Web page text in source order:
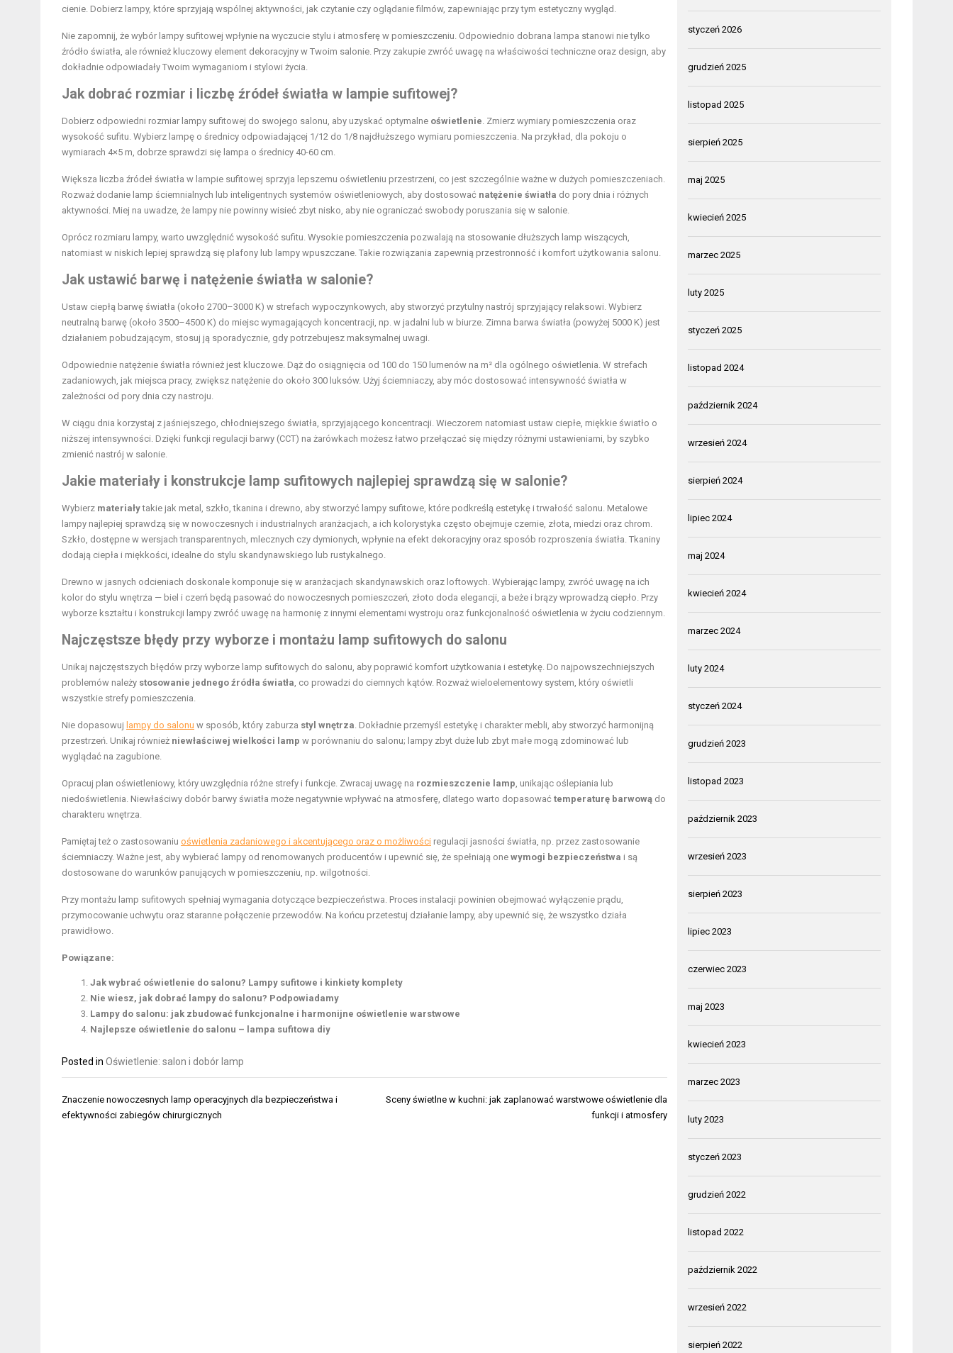
cienie. Dobierz lampy, które sprzyjają wspólnej aktywności, jak czytanie czy oglądanie filmów, zapewniając przy tym estetyczny wygląd.
Nie zapomnij, że wybór lampy sufitowej wpłynie na wyczucie stylu i atmosferę w pomieszczeniu. Odpowiednio dobrana lampa stanowi nie tylko
źródło światła, ale również kluczowy element dekoracyjny w Twoim salonie. Przy zakupie zwróć uwagę na właściwości techniczne oraz design, aby
dokładnie odpowiadały Twoim wymaganiom i stylowi życia.
Jak dobrać rozmiar i liczbę źródeł światła w lampie sufitowej?
Dobierz odpowiedni rozmiar lampy sufitowej do swojego salonu, aby uzyskać optymalne oświetlenie. Zmierz wymiary pomieszczenia oraz
wysokość sufitu. Wybierz lampę o średnicy odpowiadającej 1/12 do 1/8 najdłuższego wymiaru pomieszczenia. Na przykład, dla pokoju o
wymiarach 4×5 m, dobrze sprawdzi się lampa o średnicy 40-60 cm.
Większa liczba źródeł światła w lampie sufitowej sprzyja lepszemu oświetleniu przestrzeni, co jest szczególnie ważne w dużych pomieszczeniach.
Rozważ dodanie lamp ściemnialnych lub inteligentnych systemów oświetleniowych, aby dostosować natężenie światła do pory dnia i różnych
aktywności. Miej na uwadze, że lampy nie powinny wisieć zbyt nisko, aby nie ograniczać swobody poruszania się w salonie.
Oprócz rozmiaru lampy, warto uwzględnić wysokość sufitu. Wysokie pomieszczenia pozwalają na stosowanie dłuższych lamp wiszących,
natomiast w niskich lepiej sprawdzą się plafony lub lampy wpuszczane. Takie rozwiązania zapewnią przestronność i komfort użytkowania salonu.
Jak ustawić barwę i natężenie światła w salonie?
Ustaw ciepłą barwę światła (około 2700–3000 K) w strefach wypoczynkowych, aby stworzyć przytulny nastrój sprzyjający relaksowi. Wybierz
neutralną barwę (około 3500–4500 K) do miejsc wymagających koncentracji, np. w jadalni lub w biurze. Zimna barwa światła (powyżej 5000 K) jest
działaniem pobudzającym, stosuj ją sporadycznie, gdy potrzebujesz maksymalnej uwagi.
Odpowiednie natężenie światła również jest kluczowe. Dąż do osiągnięcia od 100 do 150 lumenów na m² dla ogólnego oświetlenia. W strefach
zadaniowych, jak miejsca pracy, zwiększ natężenie do około 300 luksów. Użyj ściemniaczy, aby móc dostosować intensywność światła w
zależności od pory dnia czy nastroju.
W ciągu dnia korzystaj z jaśniejszego, chłodniejszego światła, sprzyjającego koncentracji. Wieczorem natomiast ustaw ciepłe, miękkie światło o
niższej intensywności. Dzięki funkcji regulacji barwy (CCT) na żarówkach możesz łatwo przełączać się między różnymi ustawieniami, by szybko
zmienić nastrój w salonie.
Jakie materiały i konstrukcje lamp sufitowych najlepiej sprawdzą się w salonie?
Wybierz materiałytakie jak metal, szkło, tkanina i drewno, aby stworzyć lampy sufitowe, które podkreślą estetykę i trwałość salonu. Metalowe
lampy najlepiej sprawdzą się w nowoczesnych i industrialnych aranżacjach, a ich kolorystyka często obejmuje czernie, złota, miedzi oraz chrom.
Szkło, dostępne w wersjach transparentnych, mlecznych czy dymionych, wpłynie na efekt dekoracyjny oraz sposób rozproszenia światła. Tkaniny
dodają ciepła i miękkości, idealne do stylu skandynawskiego lub rustykalnego.
Drewno w jasnych odcieniach doskonale komponuje się w aranżacjach skandynawskich oraz loftowych. Wybierając lampy, zwróć uwagę na ich
kolor do stylu wnętrza — biel i czerń będą pasować do nowoczesnych pomieszczeń, złoto doda elegancji, a beże i brązy wprowadzą ciepło. Przy
wyborze kształtu i konstrukcji lampy zwróć uwagę na harmonię z innymi elementami wystroju oraz funkcjonalność oświetlenia w życiu codziennym.
Najczęstsze błędy przy wyborze i montażu lamp sufitowych do salonu
Unikaj najczęstszych błędów przy wyborze lamp sufitowych do salonu, aby poprawić komfort użytkowania i estetykę. Do najpowszechniejszych
problemów należy stosowanie jednego źródła światła, co prowadzi do ciemnych kątów. Rozważ wieloelementowy system, który oświetli
wszystkie strefy pomieszczenia.
Nie dopasowuj lampy do salonu w sposób, który zaburza styl wnętrza. Dokładnie przemyśl estetykę i charakter mebli, aby stworzyć harmonijną
przestrzeń. Unikaj również niewłaściwej wielkości lamp w porównaniu do salonu; lampy zbyt duże lub zbyt małe mogą zdominować lub
wyglądać na zagubione.
Opracuj plan oświetleniowy, który uwzględnia różne strefy i funkcje. Zwracaj uwagę na rozmieszczenie lamp, unikając oślepiania lub
niedoświetlenia. Niewłaściwy dobór barwy światła może negatywnie wpływać na atmosferę, dlatego warto dopasować temperaturę barwową do
charakteru wnętrza.
Pamiętaj też o zastosowaniu oświetlenia zadaniowego i akcentującego oraz o możliwości regulacji jasności światła, np. przez zastosowanie
ściemniaczy. Ważne jest, aby wybierać lampy od renomowanych producentów i upewnić się, że spełniają one wymogi bezpieczeństwa i są
dostosowane do warunków panujących w pomieszczeniu, np. wilgotności.
Przy montażu lamp sufitowych spełniaj wymagania dotyczące bezpieczeństwa. Proces instalacji powinien obejmować wyłączenie prądu,
przymocowanie uchwytu oraz staranne połączenie przewodów. Na końcu przetestuj działanie lampy, aby upewnić się, że wszystko działa
prawidłowo.
Powiązane:
Jak wybrać oświetlenie do salonu? Lampy sufitowe i kinkiety komplety
Nie wiesz, jak dobrać lampy do salonu? Podpowiadamy
Lampy do salonu: jak zbudować funkcjonalne i harmonijne oświetlenie warstwowe
Najlepsze oświetlenie do salonu – lampa sufitowa diy
Posted in Oświetlenie: salon i dobór lamp
Nawigacja
wpisu
Znaczenie nowoczesnych lamp operacyjnych dla bezpieczeństwa i
efektywności zabiegów chirurgicznych
Sceny świetlne w kuchni: jak zaplanować warstwowe oświetlenie dla
funkcji i atmosfery
styczeń 2026
grudzień 2025
listopad 2025
sierpień 2025
maj 2025
kwiecień 2025
marzec 2025
luty 2025
styczeń 2025
listopad 2024
październik 2024
wrzesień 2024
sierpień 2024
lipiec 2024
maj 2024
kwiecień 2024
marzec 2024
luty 2024
styczeń 2024
grudzień 2023
listopad 2023
październik 2023
wrzesień 2023
sierpień 2023
lipiec 2023
czerwiec 2023
maj 2023
kwiecień 2023
marzec 2023
luty 2023
styczeń 2023
grudzień 2022
listopad 2022
październik 2022
wrzesień 2022
sierpień 2022